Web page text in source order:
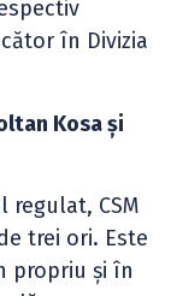
în Divizia
Kosa și
regulat, CSM
trei ori. Este
propriu și în